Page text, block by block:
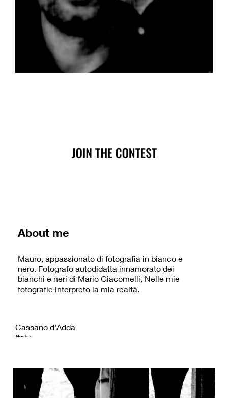
About me
Mauro, appassionato di fotografia in bianco e
nero. Fotografo autodidatta innamorato dei
bianchi e neri di Mario Giacomelli, Nelle mie
fotografie interpreto la mia realtà.
Cassano d'Adda
Italy